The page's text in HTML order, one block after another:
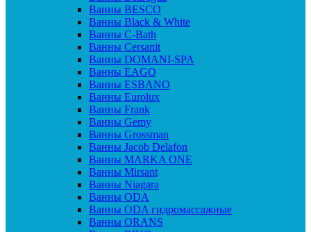
Ванны BESCO
Ванны Black & White
Ванны C-Bath
Ванны Cersanit
Ванны DOMANI-SPA
Ванны EAGO
Ванны ESBANO
Ванны Eurolux
Ванны Frank
Ванны Gemy
Ванны Grossman
Ванны Jacob Delafon
Ванны MARKA ONE
Ванны Mirsant
Ванны Niagara
Ванны ODA
Ванны ODA гидромассажные
Ванны ORANS